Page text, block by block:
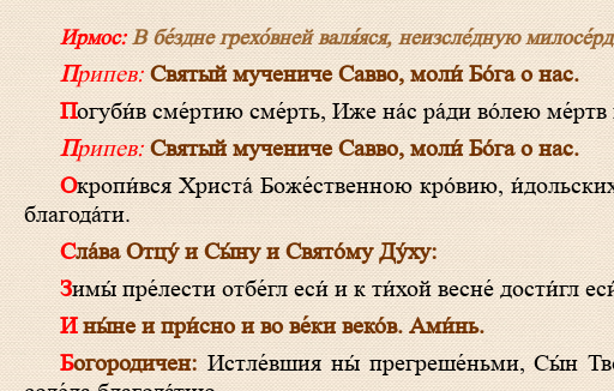
Ирмос:В бе́здне грехо́вней валя́яся, неизсле́дную
Припев: Святый мучениче Савво, моли́ Бо́га о нас.
Погуби́в сме́ртию сме́рть, Иже на́с ра́ди во́лею
Припев: Святый мучениче Савво, моли́ Бо́га о нас.
Окропи́вся Христа́ Боже́ственною кро́вию, и́дольских тре́б оскверне́ния отступи́л еси́, Са́вво сла́вне, и све́том оде́явся
благода́ти.
Сла́ва Отцу́ и Сы́ну и Свято́му Ду́ху:
Зимы́ пре́лести отбе́гл еси́ и к ти́хой весне́ дости́гл
И ны́не и при́сно и во ве́ки веко́в. Ами́нь.
Богородичен:Истле́вшия ны́ прегреше́ньми, Сы́н